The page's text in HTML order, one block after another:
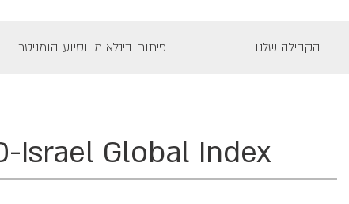
הקהילה שלנו פיתוח בינלאומי וסיוע הומניטרי
Israel Global Index